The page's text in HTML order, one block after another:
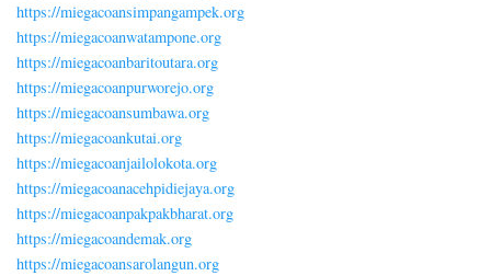
https://miegacoansimpangampek.org
https://miegacoanwatampone.org
https://miegacoanbaritoutara.org
https://miegacoanpurworejo.org
https://miegacoansumbawa.org
https://miegacoankutai.org
https://miegacoanjailolokota.org
https://miegacoanacehpidiejaya.org
https://miegacoanpakpakbharat.org
https://miegacoandemak.org
https://miegacoansarolangun.org